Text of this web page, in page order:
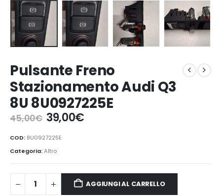
Pulsante Freno
Stazionamento Audi Q3
8U 8U0927225E
45,00€ Il
prezzo
originale
era:
45,00€.
39,00€Il
39,00€.
COD: 8U0927225E
Categoria:Altro
AGGIUNGI AL CARRELLO